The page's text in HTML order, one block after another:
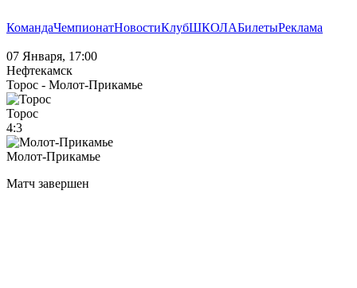
КомандаЧемпионатНовостиКлубШКОЛАБилетыРеклама
07 Января, 17:00
Нефтекамск
Торос - Молот-Прикамье
Торос
4:3
Молот-Прикамье
Матч завершен